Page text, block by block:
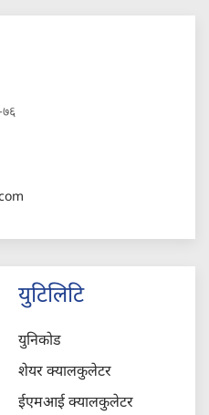
युटिलिटि
युनिकोड
शेयर क्यालकुलेटर
ईएमआई क्यालकुलेटर